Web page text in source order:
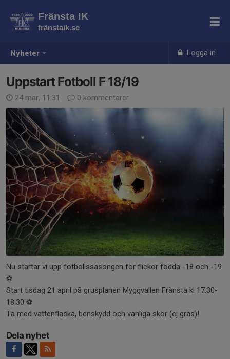
Nyheter Logga in
Fränsta IK
fränstaik.se
Uppstart Fotboll F 18/19
24 mar, 11:31 0 kommentarer
Nu startar vi upp fotbollssäsongen för flickor födda -18 och -19
⚽️
Start tisdag 21 april på grusplanen Myggvallen Fränsta kl 17.30-
18.30 ⚽️
Ta med vattenflaska, benskydd och vanliga skor (ej gräs)!
Dela nyhet